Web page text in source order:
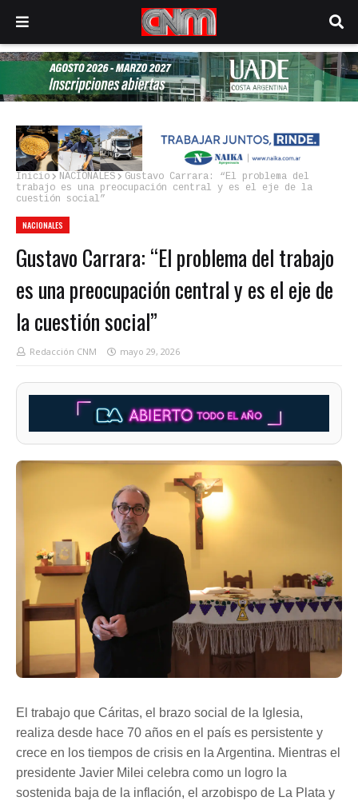
Inicio NACIONALES
Gustavo Carrara: “El problema del
trabajo es una preocupación central y es el eje de la
cuestión social”
NACIONALES
Gustavo Carrara: “El problema del trabajo
es una preocupación central y es el eje de
la cuestión social”
Redacción CNM mayo 29, 2026
El trabajo que Cáritas, el brazo social de la Iglesia,
realiza desde hace 70 años en el país es persistente y
crece en los tiempos de crisis en la Argentina. Mientras el
presidente Javier Milei celebra como un logro la
sostenida baja de la inflación, el arzobispo de La Plata y